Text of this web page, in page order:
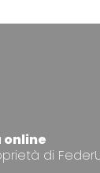
online
di